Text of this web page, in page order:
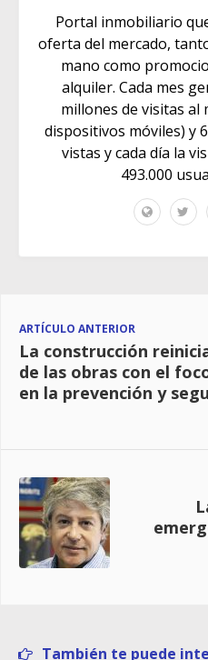
Portal inmobiliario
oferta del mercado,
mano como
alquiler. Cada mes
millones de visitas al
dispositivos móviles) y
vistas y cada día la
493.000
ARTÍCULO ANTERIOR
La construcción
de las obras con el
en la prevención y
También te puede